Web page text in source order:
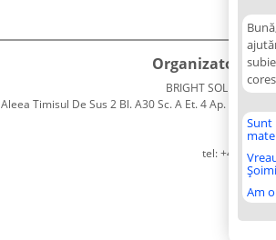
Sunt
Am
Organizator
BRIGHT SOLUTIONS
Aleea Timisul De Sus 2 Bl. A30 Sc. A Et. 4 Ap. 13 Cod
CUI
tel: +40 770